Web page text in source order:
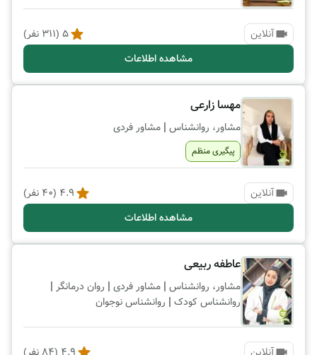
آنلاین 5
(
311 نفر)
مشاهده اطلاعات
مهسا زارعی
مشاور، روانشناس | مشاور فردی
پیگیری منظم
آنلاین 4.9
(
40 نفر)
مشاهده اطلاعات
عاطفه ربیعی
مشاور، روانشناس | مشاور فردی | روان درمانگر |
روانشناس کودک | روانشناس نوجوان